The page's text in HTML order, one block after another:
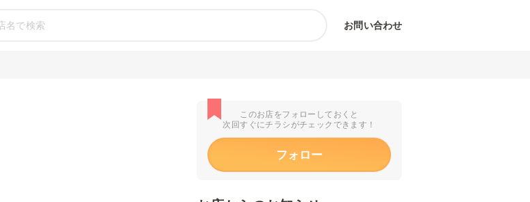
お問い合わせ
このお店をフォローしておくと
次回すぐにチラシがチェックできます！
フォロー